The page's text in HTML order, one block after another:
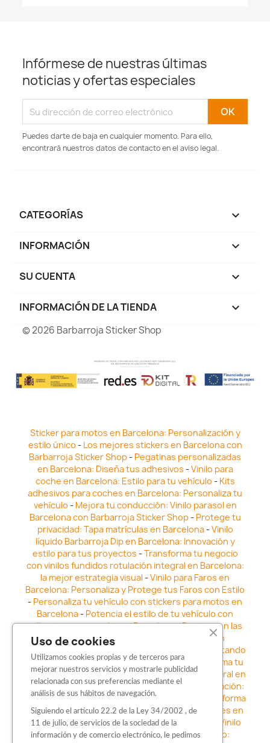
Infórmese de nuestras últimas
noticias y ofertas especiales
Puedes darte de baja en cualquier momento. Para ello,
encontrará nuestros datos de contacto en el aviso legal.
CATEGORÍAS 
INFORMACIÓN 
SU CUENTA 
INFORMACIÓN DE LA TIENDA keyboard_arrow_down
© 2026 Barbarroja Sticker Shop
Sticker para motos en Barcelona: Personalización y
estilo único - Los mejores stickers en Barcelona con
Barbarroja Sticker Shop- Pegatinas personalizadas
en Barcelona: Diseña tus adhesivos -Vinilo para
coche en Barcelona: Estilo para tu vehículo - Kits
adhesivos para coches en Barcelona: Personaliza tu
vehículo - Mejora tu conducción: Vinilo parasol en
Barcelona con Barbarroja Sticker Shop- Protege tu
privacidad: Tapa matrículas en Barcelona-Vinilo
líquido Barbarroja Dip en Barcelona: Innovación y
estilo para tus proyectos -Transforma tu negocio
con vinilos fundidos rotulación integral en Barcelona:
la mejor estrategia visual -Vinilo para Faros en
Barcelona: Personaliza y Protege tus Faros con Estilo
- Personaliza tu vehículo con stickers para motos en
Barcelona- Potencia el estilo de tu vehículo con
adhesivos para coche en Barcelona-Destaca en las
calles: Los Mejores stickers para coches en
Vinilo para faros en Barcelona: Resaltando
la Estética y Seguridad del Automóvil- Transforma tu
vehículo con los vinilos fundidos rotulación integral en
Barcelona-Explora la Innovación en Personalización:
Vinilo líquido barbarroja dip en Barcelona
Transforma
tu vehículo con estilo: Kits adhesivos para coches en
Barcelona-Personaliza tu vehículo con estilo: Vinilo
para coche en Barcelona-Destaca con Estilo:
Uso de cookies
Utilizamos cookies propias y de terceros para
mejorar nuestros servicios y mostrarle publicidad
relacionada con sus preferencias mediante el
análisis de sus hábitos de navegación.
Siguiendo el artículo 22.2 de la Ley 34/2002 , de
11 de julio, de servicios de la sociedad de la
información y de comercio electrónico, le pedimos